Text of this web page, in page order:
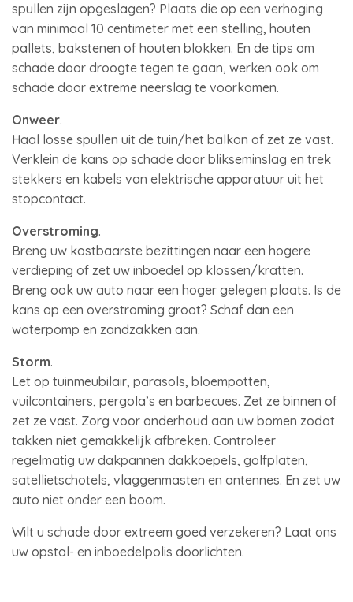
spullen zijn opgeslagen? Plaats die op een verhoging
van minimaal 10 centimeter met een stelling, houten
pallets, bakstenen of houten blokken. En de tips om
schade door droogte tegen te gaan, werken ook om
schade door extreme neerslag te voorkomen.
Onweer.
Haal losse spullen uit de tuin/het balkon of zet ze vast.
Verklein de kans op schade door blikseminslag en trek
stekkers en kabels van elektrische apparatuur uit het
stopcontact.
Overstroming.
Breng uw kostbaarste bezittingen naar een hogere
verdieping of zet uw inboedel op klossen/kratten.
Breng ook uw auto naar een hoger gelegen plaats. Is de
kans op een overstroming groot? Schaf dan een
waterpomp en zandzakken aan.
Storm.
Let op tuinmeubilair, parasols, bloempotten,
vuilcontainers, pergola’s en barbecues. Zet ze binnen of
zet ze vast. Zorg voor onderhoud aan uw bomen zodat
takken niet gemakkelijk afbreken. Controleer
regelmatig uw dakpannen dakkoepels, golfplaten,
satellietschotels, vlaggenmasten en antennes. En zet uw
auto niet onder een boom.
Wilt u schade door extreem goed verzekeren? Laat ons
uw opstal- en inboedelpolis doorlichten.